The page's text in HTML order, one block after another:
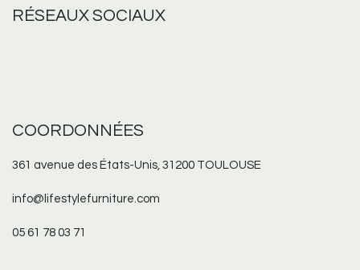
RÉSEAUXSOCIAUX
COORDONNÉES
361 avenue des États-Unis, 31200 TOULOUSE
info@lifestylefurniture.com
05 61 78 03 71